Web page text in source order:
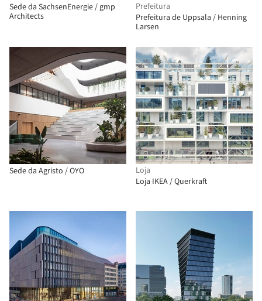
Sede da SachsenEnergie / gmp
Architects
Prefeitura
Prefeitura de Uppsala / Henning
Larsen
Sede da Agristo / OYO
Loja
Loja IKEA / Querkraft